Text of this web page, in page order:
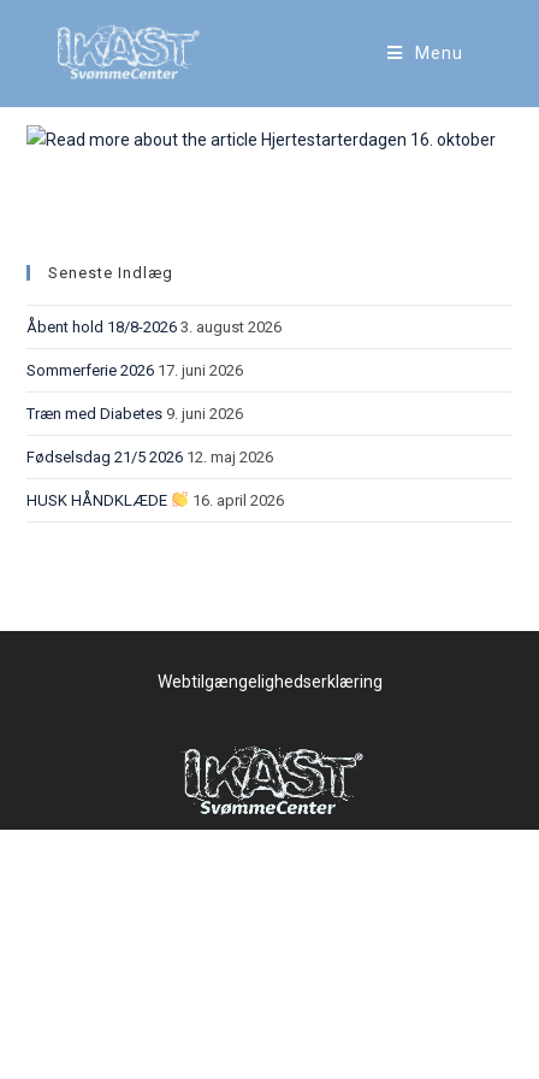
Menu
Hjertestarterdagen 16. oktober
Seneste Indlæg
Åbent hold 18/8-2026 3. august 2026
Sommerferie 2026 17. juni 2026
Træn med Diabetes 9. juni 2026
Fødselsdag 21/5 2026 12. maj 2026
HUSK HÅNDKLÆDE 16. april 2026
Webtilgængelighedserklæring